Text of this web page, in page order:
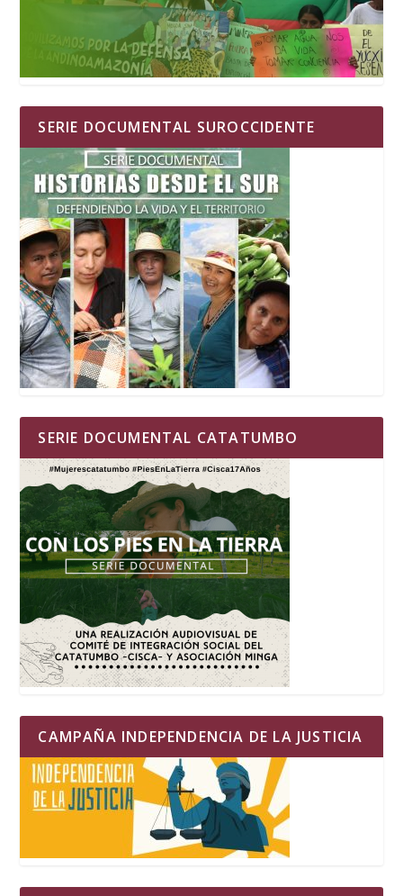
SERIE DOCUMENTAL SUROCCIDENTE
SERIE DOCUMENTAL CATATUMBO
CAMPAÑA INDEPENDENCIA DE LA JUSTICIA